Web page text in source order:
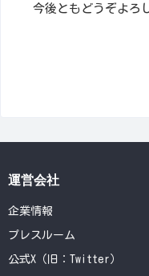
今後ともどうぞよろ
運営会社
企業情報
プレスルーム
公式X（旧：Twitter）